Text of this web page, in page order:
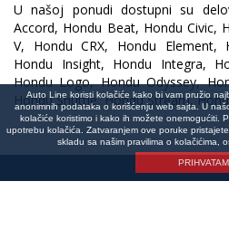
U našoj ponudi dostupni su
Accord, Hondu Beat, Hondu Civic,
V, Hondu CRX, Hondu Element,
Hondu Insight, Hondu Integra,
Hondu Logo, Hondu Odyssey,
Hondu Shuttle, Hondu Stream,
Auto Line koristi kolačiće kako bi vam pružio
anonimnih podataka o korišćenju web sajta. U
kolačiće koristimo i kako ih možete onemogućiti.
upotrebu kolačića. Zatvaranjem ove poruke
skladu sa našim pravilima o kolačićima,
PRIHVATAM